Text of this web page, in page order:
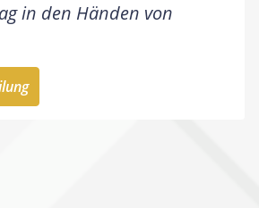
in den Händen von